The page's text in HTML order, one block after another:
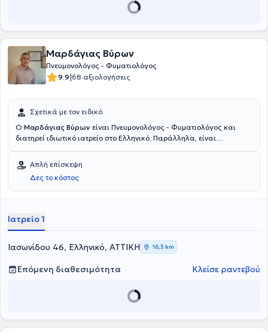
Μαρδάγιας Βύρων
Πνευμονολόγος - Φυματιολόγος
9.9|68 αξιολογήσεις
Σχετικά με τον ειδικό
Ο Μαρδάγιας Βύρων είναι Πνευμονολόγος - Φυματιολόγος και
διατηρεί ιδιωτικό ιατρείο στο Ελληνικό. Παράλληλα, είναι
παρελθόν, έχει εργαστεί στο Νοσοκομείο Νοσημάτων Θώρακος
Αθηνών "Σωτηρία". Στο ιδιωτικό του ιατρείο προσφέρει πλήθος
υπηρεσιών, εξατομικευμένες για τις ανάγκες εκάστοτε ασθενούς.
Απλή επίσκεψη
Δες το κόστος
Ιατρείο 1
Ιασωνίδου 46, Ελληνικό, ΑΤΤΙΚΗ 16,3 km
Επόμενη διαθεσιμότητα Κλείσε ραντεβού